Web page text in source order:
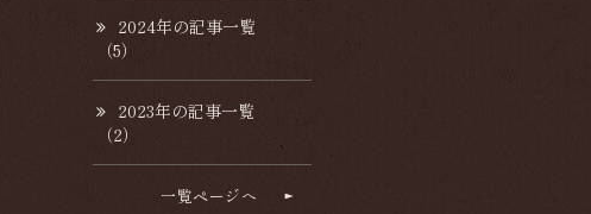
2024年の記事一覧
（5）
2023年の記事一覧
（2）
一覧ページへ